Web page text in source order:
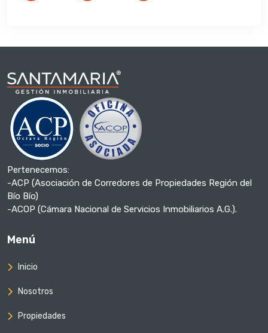
Pertenecemos:
-ACP (Asociación de Corredores de Propiedades Región del
Bío Bío)
-ACOP (Cámara Nacional de Servicios Inmobiliarios A.G.).
Menú
Inicio
Nosotros
Propiedades